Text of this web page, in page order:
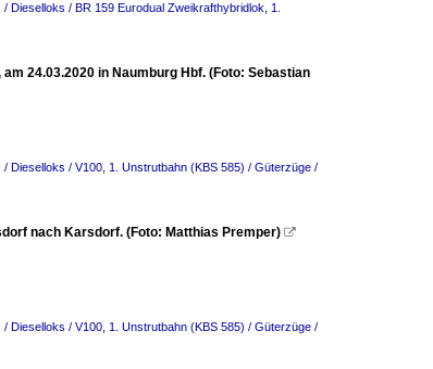
Dieselloks / BR 159 Eurodual Zweikrafthybridlok
1.
24.03.2020 in Naumburg Hbf. (Foto: Sebastian
/ Dieselloks / V100 1. Unstrutbahn (KBS 585) / Güterzüge /
nach Karsdorf. (Foto: Matthias Premper) 
/ Dieselloks / V100 1. Unstrutbahn (KBS 585) / Güterzüge /